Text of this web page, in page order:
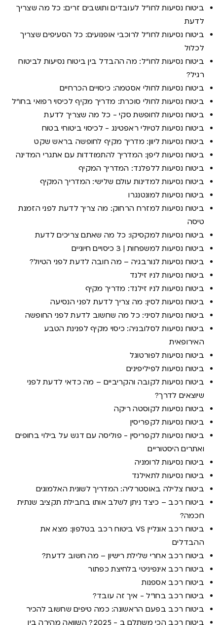
ביטוח נסיעות לחו"ל לעובדים ותושבים זרים: כל מה שצריך
לדעת
ביטוח נסיעות לחו"ל לרוכבי אופנועים: כל הסעיפים שצריך
לכלול
ביטוח נסיעות לחו"ל: מה ההבדל בין ביטוח נסיעות לביטוח
רגיל?
ביטוח נסיעות לחולי אסטמה: כיסויים הכרחיים
ביטוח נסיעות לחולי סוכרת: מדריך מקיף לכיסוי רפואי בחו"ל
ביטוח נסיעות לחופשת סקי - כל מה שצריך לדעת
ביטוח נסיעות לטיולי ראפטינג - לכיסוי ביטוחי בטוח
ביטוח נסיעות ליוון: מדריך מקיף לחופשה בראש שקט
ביטוח נסיעות ליפן: המדריך להתמודדות עם אתגרי המדינה
ביטוח נסיעות ללפלנד: המדריך המקיף
ביטוח נסיעות למדינות עולם שלישי: המדריך המקיף
ביטוח נסיעות למונטנגרו
ביטוח נסיעות למזרח הרחוק: מה צריך לדעת לפני הזמנת
טיסה
ביטוח נסיעות למקסיקו: כל מה שאתם צריכים לדעת
ביטוח נסיעות למשפחות | 3 כיסויים חיוניים
ביטוח נסיעות לנורבגיה – מה חובה לדעת לפני הטיול?
ביטוח נסיעות לניו זילנד
ביטוח נסיעות לניו זילנד: מדריך מקיף
ביטוח נסיעות לסין: מה צריך לדעת לפני הנסיעה
ביטוח נסיעות לסיני: כל מה שחשוב לדעת לפני החופשה
ביטוח נסיעות לסלובניה: כיסוי מקיף לפנינת הטבע
האירופאית
ביטוח נסיעות לפורטוגל
ביטוח נסיעות לפיליפינים
ביטוח נסיעות לקובה והקריביים – מה כדאי לדעת לפני
שיוצאים לדרך?
ביטוח נסיעות לקוסטה ריקה
ביטוח נסיעות לקפריסין
ביטוח נסיעות לקפריסין - פוליסה עם דגש על בילוי בחופים
ואתרים היסטוריים
ביטוח נסיעות לרומניה
ביטוח נסיעות לתאילנד
ביטוח צלילה באוסטרליה: המדריך לשונית האלמוגים
ביטוח רכב – כיצד ניתן לשלב אותו בחבילת תקציב שנתית
חכמה?
ביטוח רכב אונליין VS ביטוח רכב בטלפון: מצא את
ההבדלים
ביטוח רכב אחרי שלילת רישיון – מה חשוב לדעת?
ביטוח רכב אינפיניטי בלחיצת כפתור
ביטוח רכב אספנות
ביטוח רכב בחו''ל - איך זה עובד?
ביטוח רכב בפעם הראשונה: כמה טיפים שחשוב להכיר
ביטוח רכב הכי משתלם ב - 2025? השוואה מהירה בין